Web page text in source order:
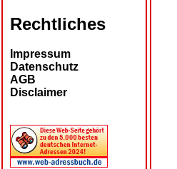
Rechtliches
Impressum
Datenschutz
AGB
Disclaimer